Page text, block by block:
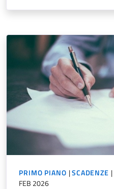
PRIMO PIANO |SCADENZE |
FEB 2026